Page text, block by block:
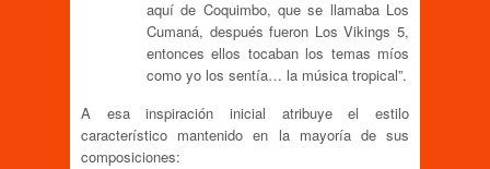
aquí de Coquimbo, que se llamaba Los
Cumaná, después fueron Los Vikings 5,
entonces ellos tocaban los temas míos
como yo los sentía… la música tropical”.
A esa inspiración inicial atribuye el estilo
característico mantenido en la mayoría de sus
composiciones: